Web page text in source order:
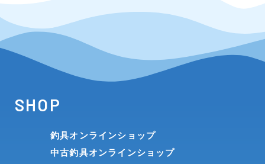
SHOP
釣具オンラインショップ
中古釣具オンラインショップ